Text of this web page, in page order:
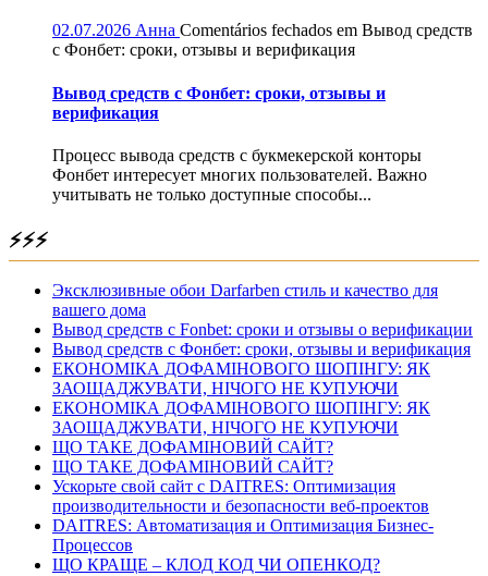
02.07.2026 Анна Comentários fechados em Вывод средств
с Фонбет: сроки, отзывы и верификация
Вывод средств с Фонбет: сроки, отзывы и
верификация
Процесс вывода средств с букмекерской конторы
Фонбет интересует многих пользователей. Важно
учитывать не только доступные способы...
⚡⚡⚡
Эксклюзивные обои Darfarben стиль и качество для
вашего дома
Вывод средств с Fonbet: сроки и отзывы о верификации
Вывод средств с Фонбет: сроки, отзывы и верификация
ЕКОНОМІКА ДОФАМІНОВОГО ШОПІНГУ: ЯК
ЗАОЩАДЖУВАТИ, НІЧОГО НЕ КУПУЮЧИ
ЕКОНОМІКА ДОФАМІНОВОГО ШОПІНГУ: ЯК
ЗАОЩАДЖУВАТИ, НІЧОГО НЕ КУПУЮЧИ
ЩО ТАКЕ ДОФАМІНОВИЙ САЙТ?
ЩО ТАКЕ ДОФАМІНОВИЙ САЙТ?
Ускорьте свой сайт с DAITRES: Оптимизация
производительности и безопасности веб-проектов
DAITRES: Автоматизация и Оптимизация Бизнес-
Процессов
ЩО КРАЩЕ – КЛОД КОД ЧИ ОПЕНКОД?